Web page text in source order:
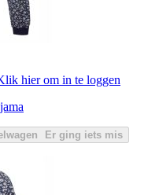
hier om in te loggen
Er ging iets mis